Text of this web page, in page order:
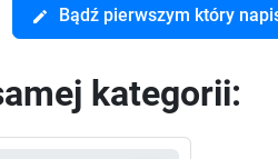
edit Bądź pierwszym który
kategorii: